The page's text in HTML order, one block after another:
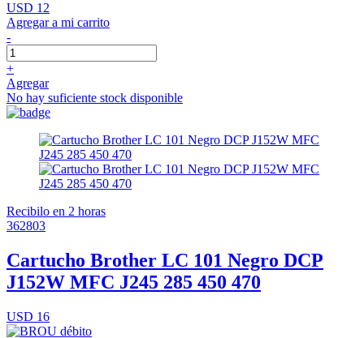
USD 12
Agregar a mi carrito
-
+
Agregar
No hay suficiente stock disponible
Recibilo en 2 horas
362803
Cartucho Brother LC 101 Negro DCP
J152W MFC J245 285 450 470
USD 16